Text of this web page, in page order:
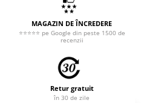
MAGAZIN DE ÎNCREDERE
⭐⭐⭐⭐⭐ pe Google din peste 1500 de
recenzii
Retur gratuit
în 30 de zile